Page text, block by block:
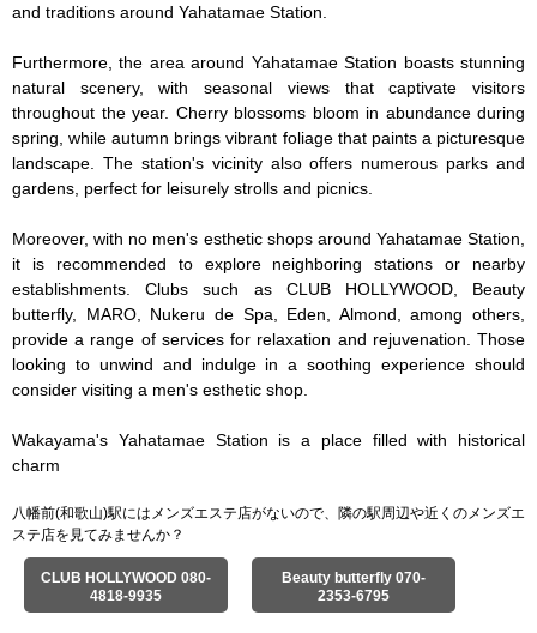
and traditions around Yahatamae Station.
Furthermore, the area around Yahatamae Station boasts stunning
natural scenery, with seasonal views that captivate visitors
throughout the year. Cherry blossoms bloom in abundance during
spring, while autumn brings vibrant foliage that paints a picturesque
landscape. The station's vicinity also offers numerous parks and
gardens, perfect for leisurely strolls and picnics.
Moreover, with no men's esthetic shops around Yahatamae Station,
it is recommended to explore neighboring stations or nearby
establishments. Clubs such as CLUB HOLLYWOOD, Beauty
butterfly, MARO, Nukeru de Spa, Eden, Almond, among others,
provide a range of services for relaxation and rejuvenation. Those
looking to unwind and indulge in a soothing experience should
consider visiting a men's esthetic shop.
Wakayama's Yahatamae Station is a place filled with historical
charm
八幡前(和歌山)駅にはメンズエステ店がないので、隣の駅周辺や近くのメンズエ
ステ店を見てみませんか？
CLUB HOLLYWOOD 080-
4818-9935
Beauty butterfly 070-
2353-6795